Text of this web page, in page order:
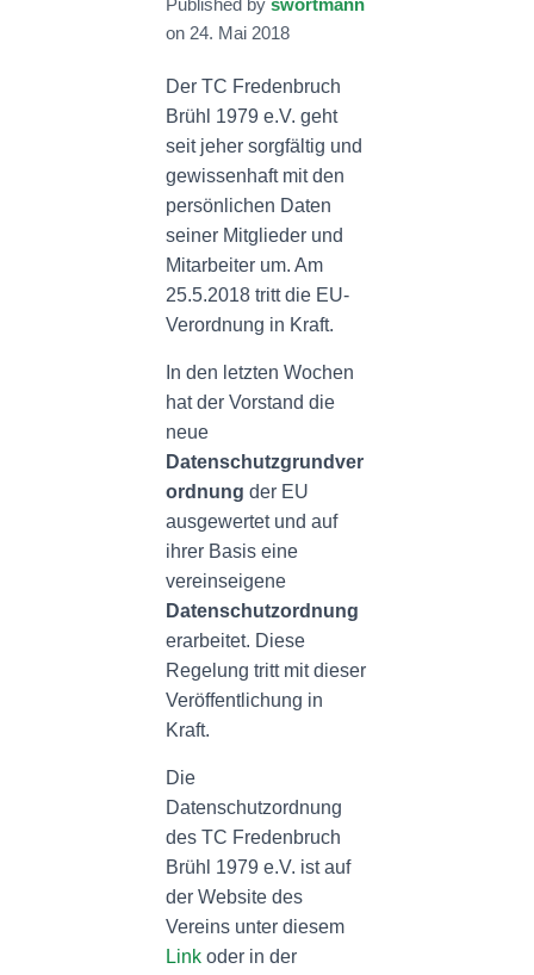
Published by swortmann
on 24. Mai 2018
Der TC Fredenbruch
Brühl 1979 e.V. geht
seit jeher sorgfältig und
gewissenhaft mit den
persönlichen Daten
seiner Mitglieder und
Mitarbeiter um. Am
25.5.2018 tritt die EU-
Verordnung in Kraft.
In den letzten Wochen
hat der Vorstand die
neue
Datenschutzgrundver
ordnung der EU
ausgewertet und auf
ihrer Basis eine
vereinseigene
Datenschutzordnung
erarbeitet. Diese
Regelung tritt mit dieser
Veröffentlichung in
Kraft.
Die
Datenschutzordnung
des TC Fredenbruch
Brühl 1979 e.V. ist auf
der Website des
Vereins unter diesem
Link oder in der